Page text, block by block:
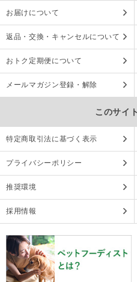
お届けについて
返品・交換・キャンセルについて
おトク定期便について
メールマガジン登録・解除
このサイ
特定商取引法に基づく表示
プライバシーポリシー
推奨環境
採用情報